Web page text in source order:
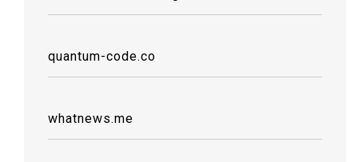
quantum-code.co
whatnews.me